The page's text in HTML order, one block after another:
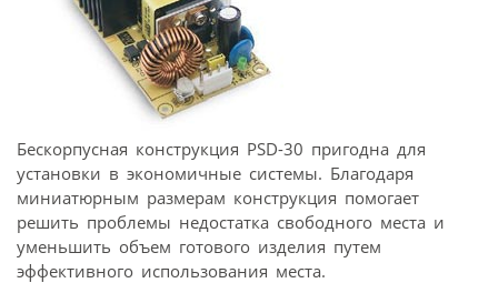
Бескорпусная конструкция PSD-30 пригодна для
установки в экономичные системы. Благодаря
миниатюрным размерам конструкция помогает
решить проблемы недостатка свободного места и
уменьшить объем готового изделия путем
эффективного использования места.